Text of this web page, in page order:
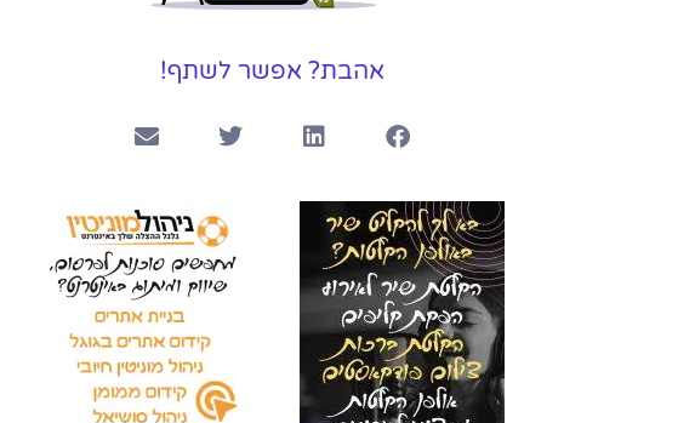
אהבת? אפשר לשתף!